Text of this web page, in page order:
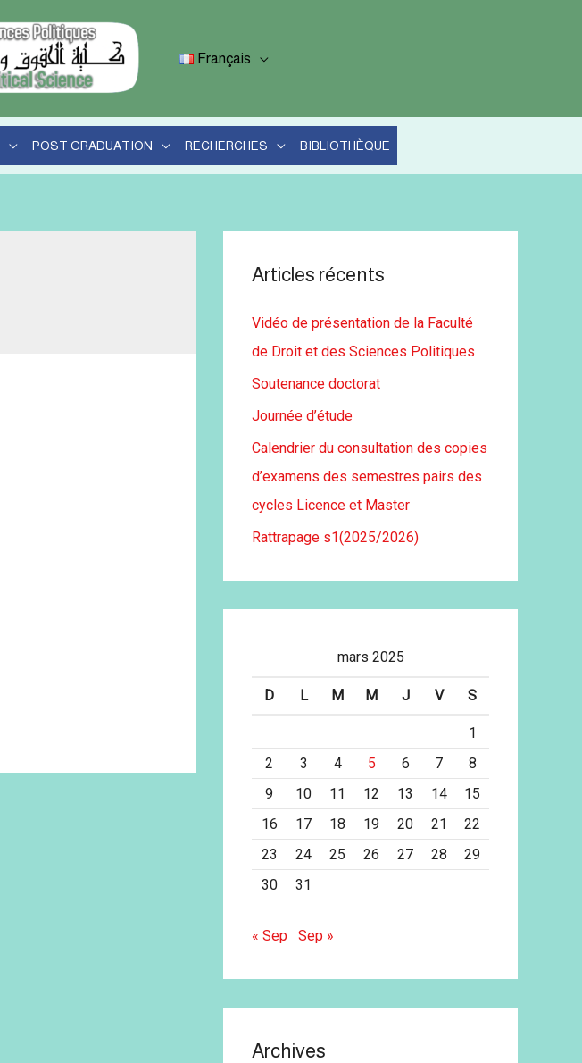
Français
POST GRADUATION RECHERCHES BIBLIOTHÈQUE
Articles récents
Vidéo de présentation de la Faculté
de Droit et des Sciences Politiques
Soutenance doctorat
Journée d’étude
Calendrier du consultation des copies
d’examens des semestres pairs des
cycles Licence et Master
Rattrapage s1(2025/2026)
mars 2025
D L M M J V S
1
2
3 4 5 6 7
8
9
10 11 12 13 14
15
16
17 18 19 20 21
22
23
24 25 26 27 28
29
30
31
« Sep Sep »
Archives